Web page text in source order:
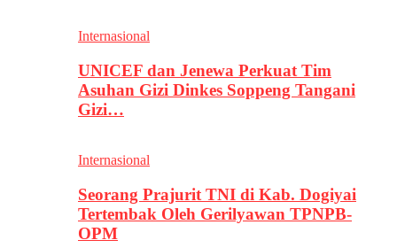
Internasional
UNICEF dan Jenewa Perkuat Tim
Asuhan Gizi Dinkes Soppeng Tangani
Gizi…
Internasional
Seorang Prajurit TNI di Kab. Dogiyai
Tertembak Oleh Gerilyawan TPNPB-
OPM